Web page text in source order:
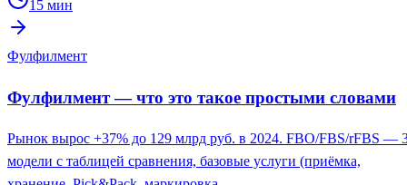
15 мин
Фулфилмент
Фулфилмент — что это такое простыми словами
Рынок вырос +37% до 129 млрд руб. в 2024. FBO/FBS/rFBS —
модели с таблицей сравнения, базовые услуги (приёмка,